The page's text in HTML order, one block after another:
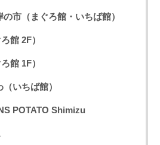
市（まぐろ館・いちば館）
館 2F）
館 1F）
いちば館）
POTATO Shimizu